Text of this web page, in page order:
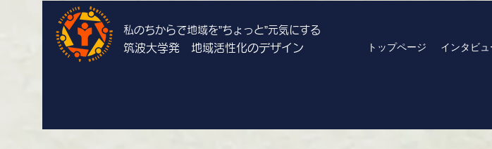
私のちからで地域を”ちょっと”元気にする
筑波大学発 地域活性化のデザイン トップページ インタビュ